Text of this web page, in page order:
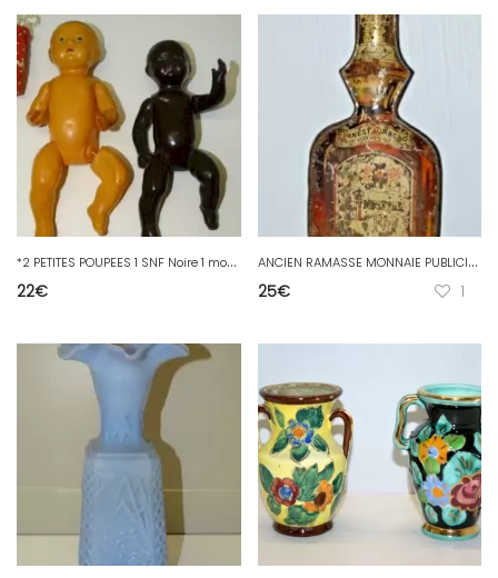
*
2 PETITES POUPEES 1 SNF Noire 1 modèle DEP 20 JUS de GRENIER COLLECTION JOUET
22€
A
NCIEN RAMASSE MONNAIE PUBLICITE COGNAC IMPERIAL FINE tôle lithographiée Export
25€ 1